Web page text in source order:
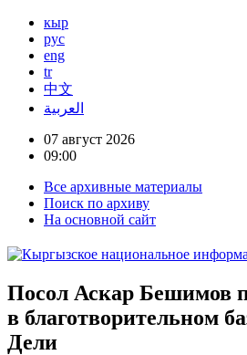
кыр
рус
eng
tr
中文
العربية
07 август 2026
09:00
Все архивные материалы
Поиск по архиву
На основной сайт
Посол Аскар Бешимов
в благотворительном
Дели